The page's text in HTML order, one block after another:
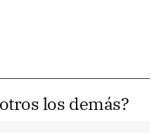
los demás?